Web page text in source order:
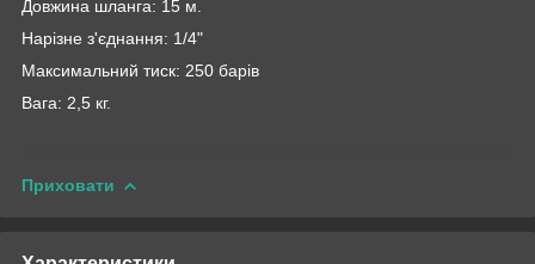
Довжина шланга: 15 м.
Нарізне з'єднання: 1/4"
Максимальний тиск: 250 барів
Вага: 2,5 кг.
Приховати